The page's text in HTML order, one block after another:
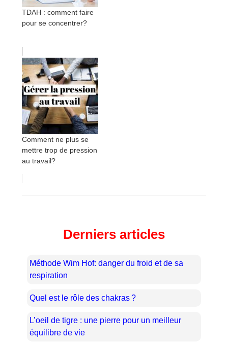
TDAH : comment faire
pour se concentrer?
Comment ne plus se
mettre trop de pression
au travail?
Derniers articles
Méthode Wim Hof: danger du froid et de sa
respiration
Quel est le rôle des chakras ?
L’oeil de tigre : une pierre pour un meilleur
équilibre de vie